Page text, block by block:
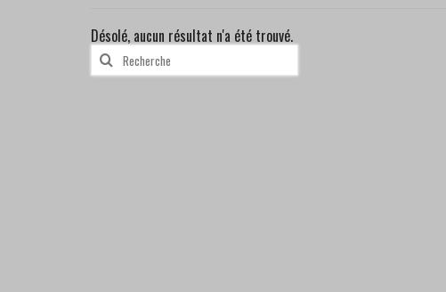
Désolé, aucun résultat n'a été trouvé.
Rechercher
: